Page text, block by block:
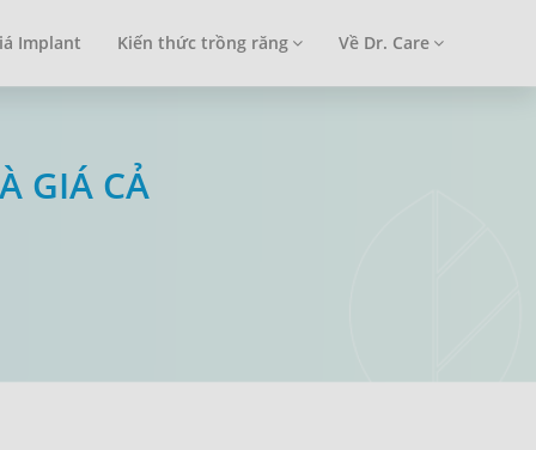
Implant Kiến thức trồng răng Về Dr. Care
GIÁ CẢ